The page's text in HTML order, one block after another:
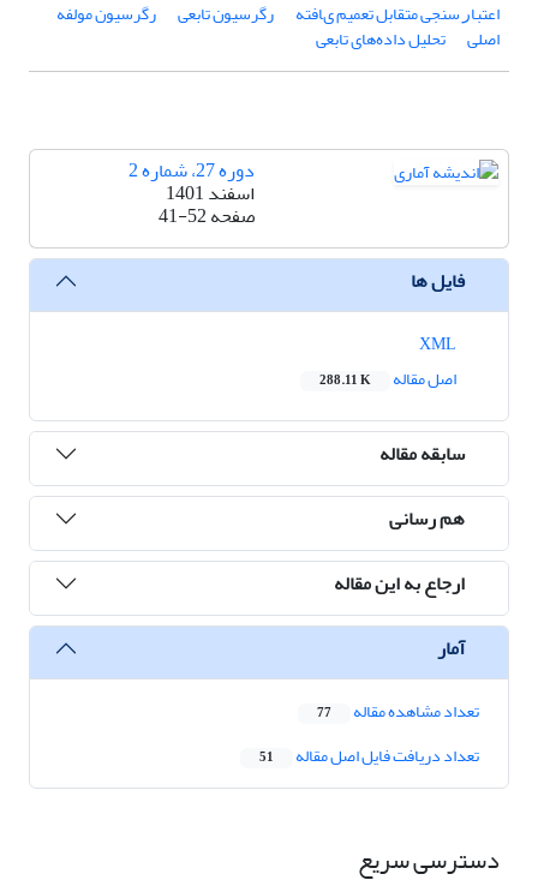
اﻋﺘﺒﺎﺭ ﺳﻨﺠﯽ ﻣﺘﻘﺎﺑﻞ ﺗﻌﻤﯿﻢ یﺎفته‎‌‌
رگرسیون تابعی رگرسیون مولفه
اصلی تحلیل داده‌های تابعی
دوره 27، شماره 2
اسفند 1401
صفحه41-52
فایل ها
اصل مقاله
288.11 K
سابقه مقاله
هم رسانی
ارجاع به این مقاله
آمار
تعداد مشاهده مقاله 77
تعداد دریافت فایل اصل مقاله 51
دسترسی سریع